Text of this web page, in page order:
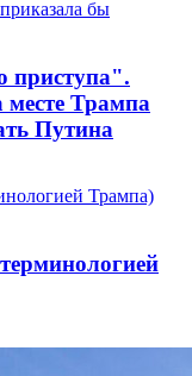
приступа".
месте Трампа
Путина